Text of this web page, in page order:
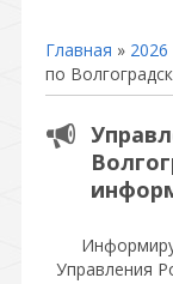
Главная » 2026
по
Управления